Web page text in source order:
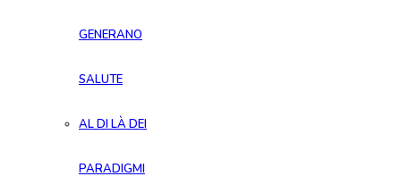
GENERANO
SALUTE
AL DI LÀ DEI
PARADIGMI